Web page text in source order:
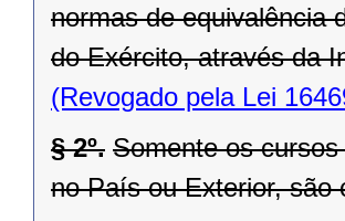
normas de equivalência
do Exército, através da
(Revogado pela Lei
§ 2º. Somente os
no País ou Exterior, são